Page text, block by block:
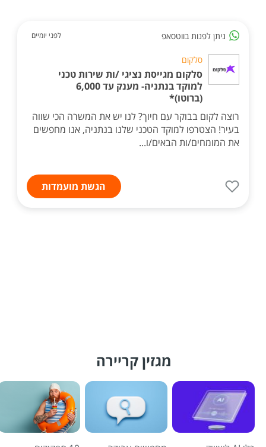
ניתן לפנות בווטסאפ לפני יומיים
סלקום
סלקום מגייסת נציגי /ות שירות טכני
למוקד בנתניה- מענק עד 6,000
(ברוטו)*
רוצה לקום בבוקר עם חיוך? לנו יש את המשרה הכי שווה
בעיר! הצטרפו למוקד הטכני שלנו בנתניה, אנו מחפשים
את המומחים/ות הבאים/ו...
הגשת מועמדות
מגזין קריירה